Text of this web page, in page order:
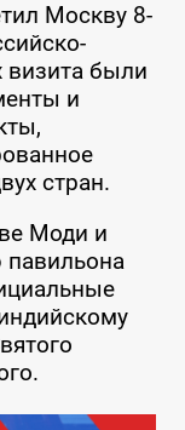
Москву 8-
визита были
и
стран.
Моди и